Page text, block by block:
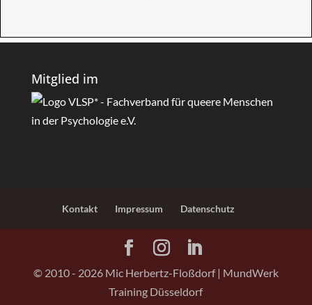
Mitglied im
Kontakt Impressum Datenschutz
© 2010 - 2026Mic Herbertz-Floßdorf | MundWerk
Training Düsseldorf